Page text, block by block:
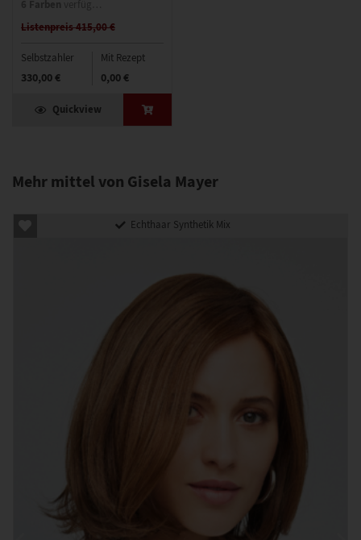
Listenpreis 415,00 €
Selbstzahler
330,00 €
Mit Rezept
0,00 €
Quickview
Mehr mittel von Gisela Mayer
Echthaar Synthetik Mix